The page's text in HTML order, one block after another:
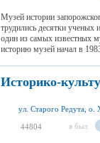
Музей истории
трудились десятки ученых
один из самых известных
историю музей начал в
Историко-
ул. Старого Редута, о.
44804 я был